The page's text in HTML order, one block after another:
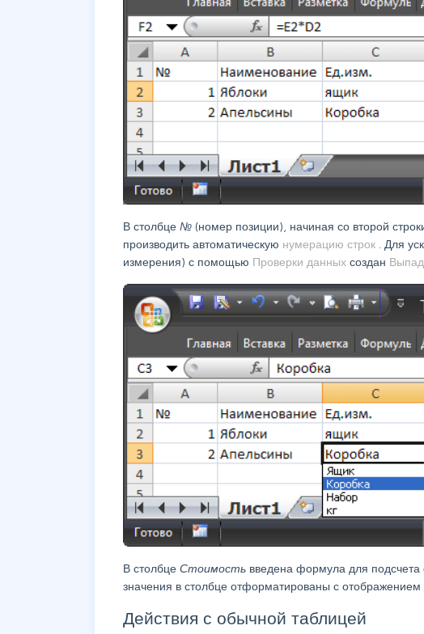
В столбце № (номер позиции), начиная со второй
производить автоматическую нумерацию строк . Для
измерения) с помощью Проверки данных создан
В столбце Стоимость введена формула для подсчета
значения в столбце отформатированы с отображением
Действия с обычной таблицей